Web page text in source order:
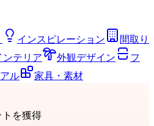
インスピレーション
間取り
ンテリア 外観デザイン
フ
ル 家具・素材
トを獲得